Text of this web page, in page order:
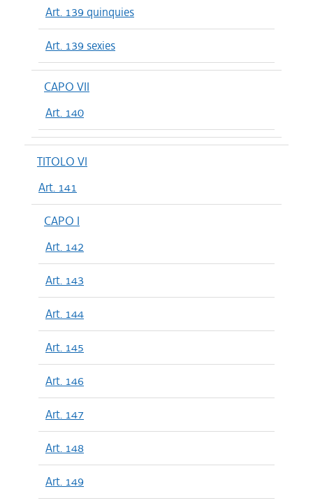
Art. 139 quinquies
Art. 139 sexies
CAPO VII
Art. 140
TITOLO VI
Art. 141
CAPO I
Art. 142
Art. 143
Art. 144
Art. 145
Art. 146
Art. 147
Art. 148
Art. 149